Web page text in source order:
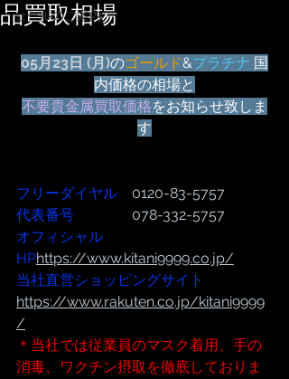
セールのご案内
品買取相場
05月23日 (月)のゴールド&プラチナ 国
内価格の相場と
不要貴金属買取価格をお知らせ致しま
す
フリーダイヤル 0120-83-5757
代表番号
              078-332-5757
オフィシャル
HPhttps://www.kitani9999.co.jp/
当社直営ショッピングサイト
https://www.rakuten.co.jp/kitani9999
/
＊当社では従業員のマスク着用、手の
消毒、ワクチン摂取を徹底しておりま